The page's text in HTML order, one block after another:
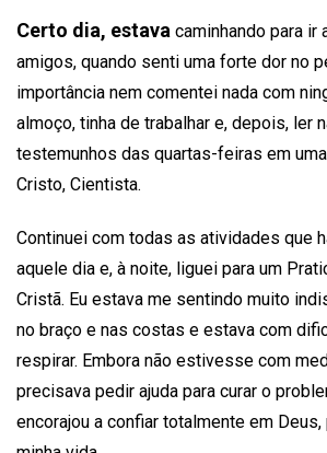
Certo dia, estava caminhando para ir
amigos, quando senti uma forte dor no
importância nem comentei nada com
almoço, tinha de trabalhar e, depois, ler
testemunhos das quartas-feiras em
Cristo, Cientista.
Continuei com todas as atividades que
aquele dia e, à noite, liguei para um
Cristã. Eu estava me sentindo muito
no braço e nas costas e estava com
respirar. Embora não estivesse com
precisava pedir ajuda para curar o
encorajou a confiar totalmente em